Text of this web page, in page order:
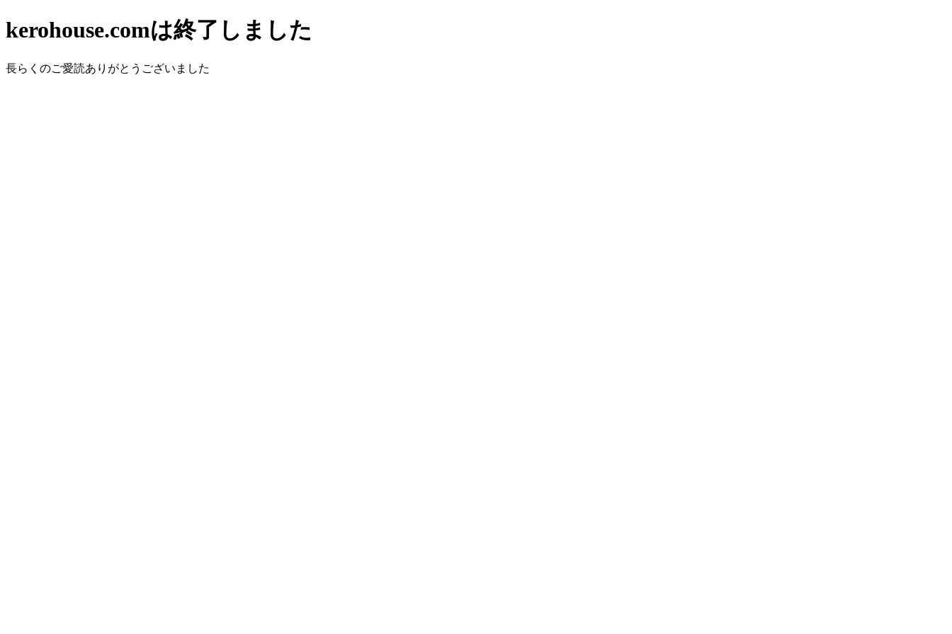
kerohouse.comは終了しました
長らくのご愛読ありがとうございました